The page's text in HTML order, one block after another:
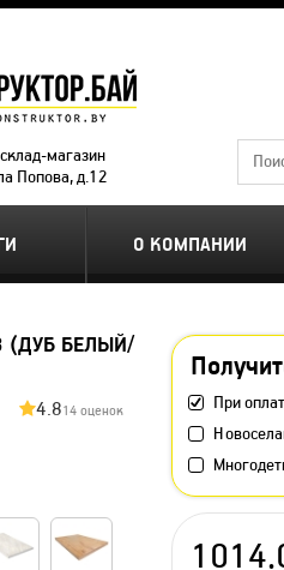
магазин
Попова, д.12
О КОМПАНИИ
(ДУБ БЕЛЫЙ/
4.814 оценок
При